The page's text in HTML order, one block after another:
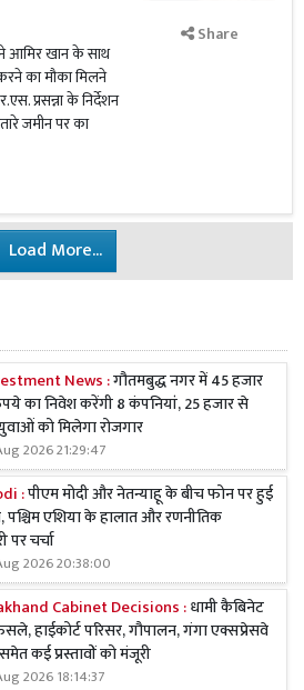
आमिर खान के साथ
का मौका मिलने
प्रसन्ना के निर्देशन
जमीन पर का
Share
Load More...
News :गौतमबुद्ध नगर में 45 हजार
का निवेश करेंगी 8 कंपनियां, 25 हजार से
को मिलेगा रोजगार
2026 21:29:47
:पीएम मोदी और नेतन्याहू के बीच फोन पर हुई
पश्चिम एशिया के हालात और रणनीतिक
पर चर्चा
2026 20:38:00
Cabinet Decisions :धामी कैबिनेट
हाईकोर्ट परिसर, गौपालन, गंगा एक्सप्रेसवे
कई प्रस्तावों को मंजूरी
2026 18:14:37